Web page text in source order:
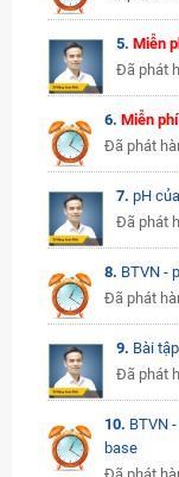
5. Miễn
Đã phát
6.Miễn
Đã phát
7. pH
Đã phát
8. BTVN -
Đã phát
9. Bài
Đã phát
10. BTVN
base